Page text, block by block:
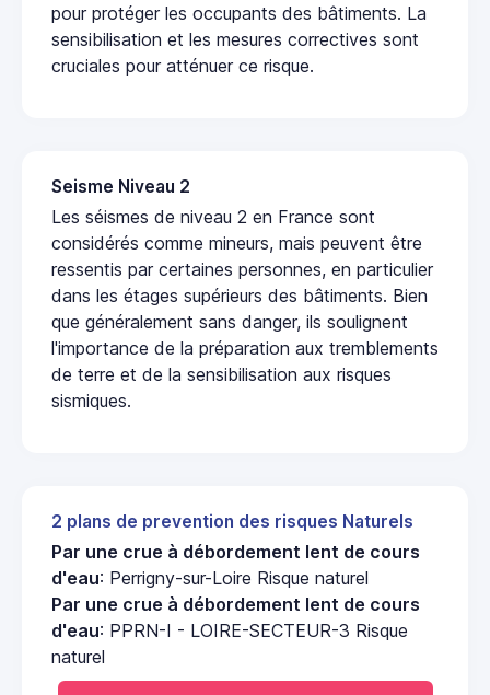
pour protéger les occupants des bâtiments. La
sensibilisation et les mesures correctives sont
cruciales pour atténuer ce risque.
Seisme Niveau 2
Les séismes de niveau 2 en France sont
considérés comme mineurs, mais peuvent être
ressentis par certaines personnes, en particulier
dans les étages supérieurs des bâtiments. Bien
que généralement sans danger, ils soulignent
l'importance de la préparation aux tremblements
de terre et de la sensibilisation aux risques
sismiques.
2 plans de prevention des risques Naturels
Par une crue à débordement lent de cours
d'eau: Perrigny-sur-Loire Risque naturel
Par une crue à débordement lent de cours
d'eau: PPRN-I - LOIRE-SECTEUR-3 Risque
naturel